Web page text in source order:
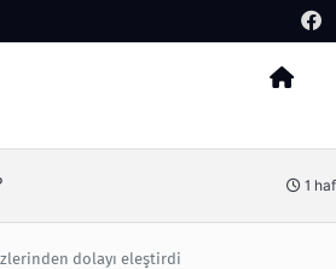
3
dolayı eleştirdi